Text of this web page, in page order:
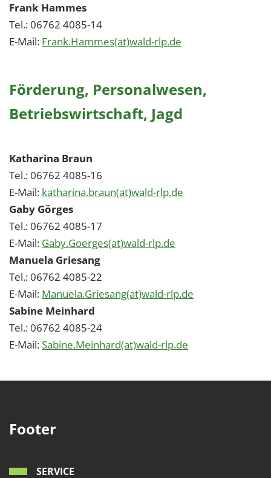
Frank Hammes
Tel.: 06762 4085-14
E-Mail: Frank.Hammes(at)wald-rlp.de
Förderung, Personalwesen,
Betriebswirtschaft, Jagd
Katharina Braun
Tel.: 06762 4085-16
E-Mail: katharina.braun(at)wald-rlp.de
Gaby Görges
Tel.: 06762 4085-17
E-Mail: Gaby.Goerges(at)wald-rlp.de
Manuela Griesang
Tel.: 06762 4085-22
E-Mail: Manuela.Griesang(at)wald-rlp.de
Sabine Meinhard
Tel.: 06762 4085-24
E-Mail: Sabine.Meinhard(at)wald-rlp.de
Footer
SERVICE